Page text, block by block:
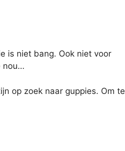
is niet bang. Ook niet voor
nou…
op zoek naar guppies. Om te